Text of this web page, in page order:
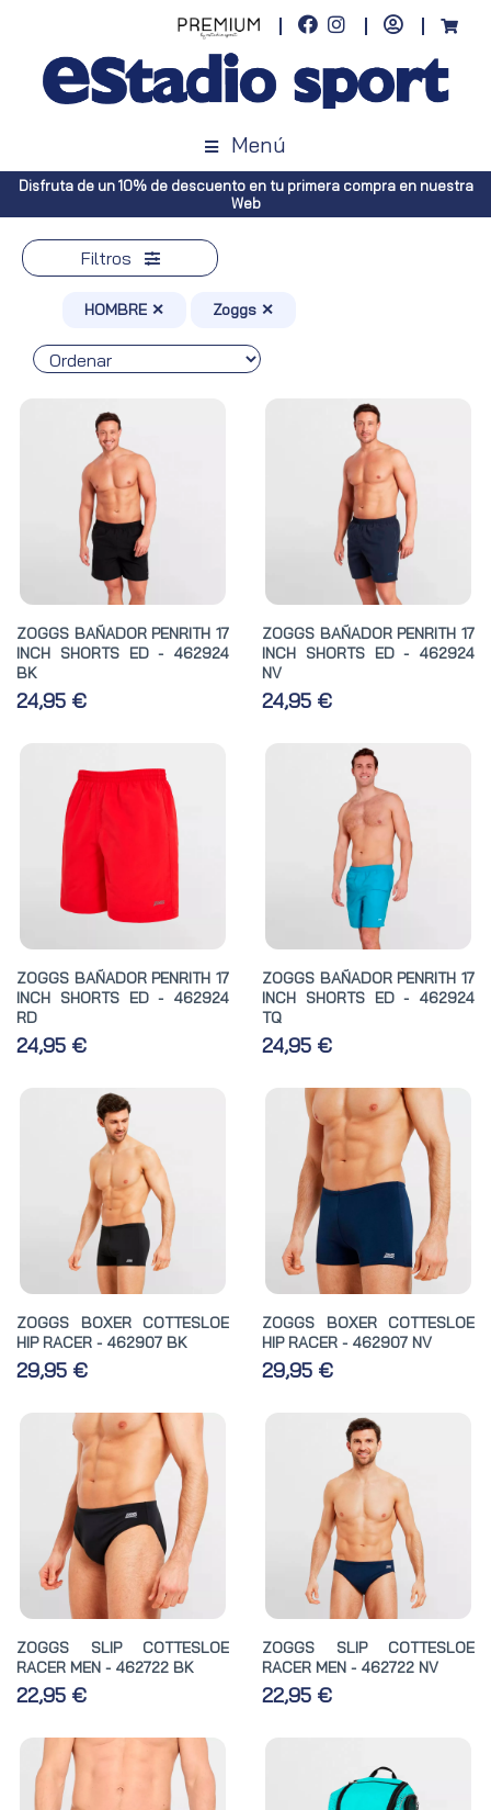
Menú
Envíos gratuitos a toda España (Canarias, pedidos superiores
Península, pedidos superiores a 100€)
Filtros
HOMBRE ✕ Zoggs ✕
ZOGGS BAÑADOR PENRITH 17
INCH SHORTS ED - 462924
BK
24,95 €
ZOGGS BAÑADOR PENRITH 17
INCH SHORTS ED - 462924
NV
24,95 €
ZOGGS BAÑADOR PENRITH 17
INCH SHORTS ED - 462924
RD
24,95 €
ZOGGS BAÑADOR PENRITH 17
INCH SHORTS ED - 462924
TQ
24,95 €
ZOGGS BOXER COTTESLOE
HIP RACER - 462907 BK
29,95 €
ZOGGS BOXER COTTESLOE
HIP RACER - 462907 NV
29,95 €
ZOGGS SLIP COTTESLOE
RACER MEN - 462722 BK
22,95 €
ZOGGS SLIP COTTESLOE
RACER MEN - 462722 NV
22,95 €